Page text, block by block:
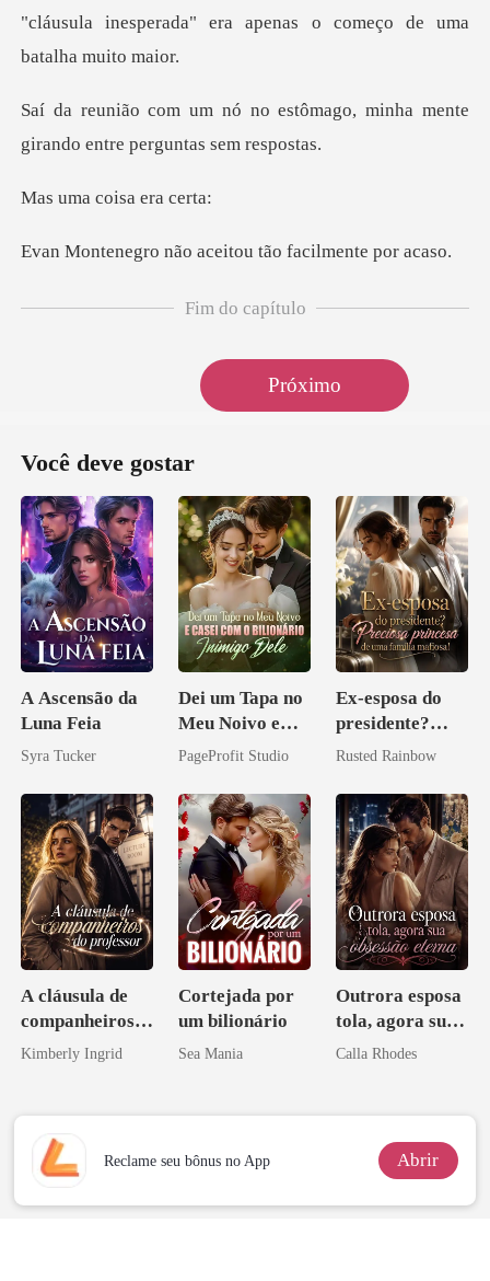
"cláusula inesperada" era ap
stômago, minha mente
girando
coisa er
ão aceitou tão fa
Fim do capítulo
Próximo
Você deve gostar
A Ascensão da
Luna Feia
Syra Tucker
Dei um Tapa no
Meu Noivo e
Casei com o
Inimigo Dele
PageProfit Studio
Ex-esposa do
presidente?
Preciosa
família
mafiosa!
Rusted Rainbow
A cláusula de
companheiros
do professor
Kimberly Ingrid
Cortejada por
um bilionário
Sea Mania
Outrora esposa
tola, agora sua
obsessão eterna
Calla Rhodes
Reclame seu bônus no App Abrir